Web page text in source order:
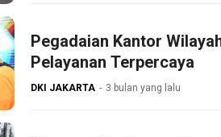
Pegadaian Kantor
Pelayanan Terpercaya
DKI JAKARTA 3 bulan yang lalu